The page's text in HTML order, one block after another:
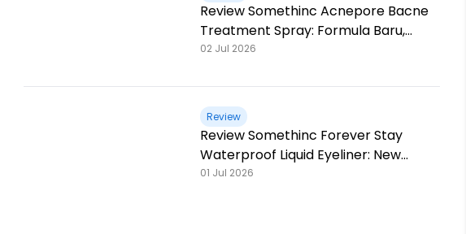
Review Somethinc Acnepore Bacne
Treatment Spray: Formula Baru,
Kemasan Baru, Makin Ampuh!
02 Jul 2026
Review
Review Somethinc Forever Stay
Waterproof Liquid Eyeliner: New
Shades, Extra Matte & Super
01 Jul 2026